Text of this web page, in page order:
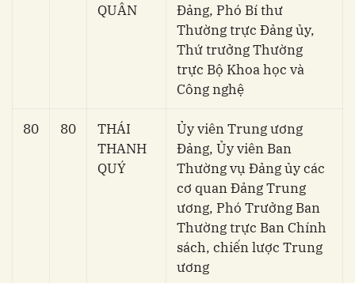
QUÂN
Đảng, Phó Bí thư
Thường trực Đảng ủy,
Thứ trưởng Thường
trực Bộ Khoa học và
Công nghệ
80 80
THÁI
THANH
QUÝ
Ủy viên Trung ương
Đảng, Ủy viên Ban
Thường vụ Đảng ủy các
cơ quan Đảng Trung
ương, Phó Trưởng Ban
Thường trực Ban Chính
sách, chiến lược Trung
ương